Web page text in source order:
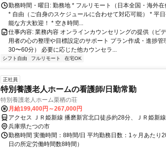
勤務時間・曜日: 勤務地 * フルリモート（日本全国・海外
* 自由（ご自身のスケジュールに合わせて対応可能） * 平
能な方大歓迎！ * 空き時間...
仕事内容: 業務内容 オンラインカウンセリングの提供（ビ
用者の心の整理や目標設定のサポート プラン作成・進捗管
30〜60分） 必要に応じた他カウンセラ...
シフト自由 フルリモート 在宅OK
正社員
特別養護老人ホームの看護師/日勤常勤
特別養護老人ホーム栗栖の荘
月給199,400円～267,000円
アクセス ＪＲ姫新線 播磨新宮北口徒歩約28分、ＪＲ姫新
兵庫県たつの市
勤務時間 実働時間：8時間/日 平均勤務日数：1ヶ月あた
日の所定労働時間数8時間）